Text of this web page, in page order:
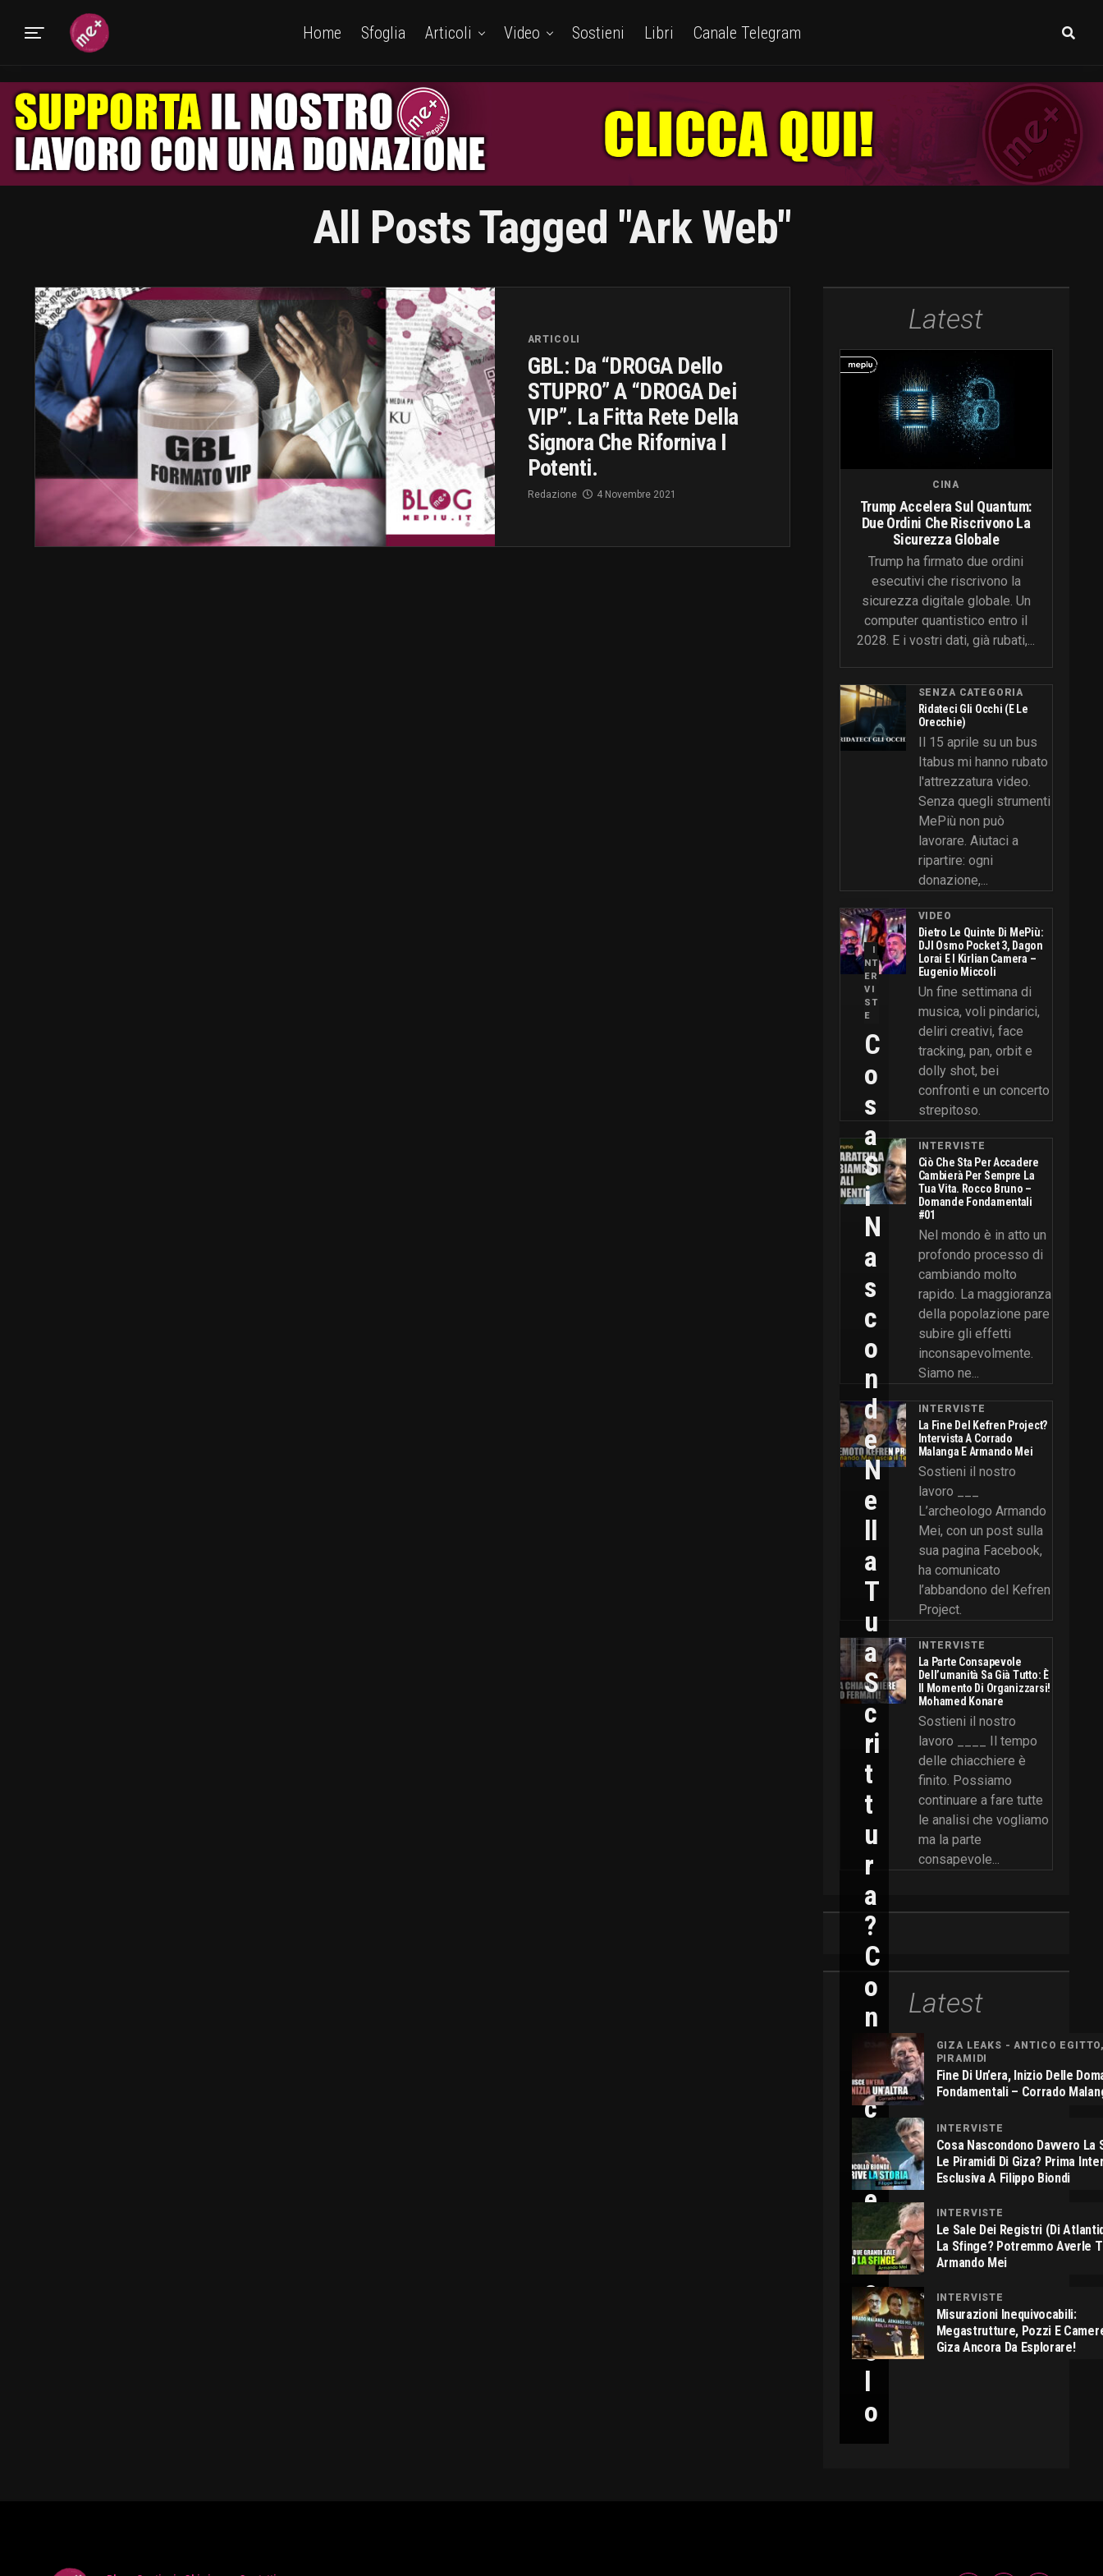
Home Sfoglia Articoli Video Sostieni Libri Canale Telegram
All Posts Tagged "ark Web"
ARTICOLI
GBL: Da “DROGA Dello
STUPRO” A “DROGA Dei
VIP”. La Fitta Rete Della
Signora Che Riforniva I
Potenti.
Redazione 4 Novembre 2021
Latest
CINA
Trump Accelera Sul Quantum:
Due Ordini Che Riscrivono La
Sicurezza Globale
Trump ha firmato due ordini
esecutivi che riscrivono la
sicurezza digitale globale. Un
computer quantistico entro il
2028. E i vostri dati, già rubati,...
SENZA CATEGORIA
Ridateci Gli Occhi (e Le
Orecchie)
Il 15 aprile su un bus
Itabus mi hanno rubato
l'attrezzatura video.
Senza quegli strumenti
MePiù non può
lavorare. Aiutaci a
ripartire: ogni
donazione,...
VIDEO
Dietro Le Quinte Di MePiù:
DJI Osmo Pocket 3, Dagon
Lorai E I Kirlian Camera –
Eugenio Miccoli
Un fine settimana di
musica, voli pindarici,
deliri creativi, face
tracking, pan, orbit e
dolly shot, bei
confronti e un concerto
strepitoso.
INTERVISTE
Ciò Che Sta Per Accadere
Cambierà Per Sempre La
Tua Vita. Rocco Bruno –
Domande Fondamentali
#01
Nel mondo è in atto un
profondo processo di
cambiando molto
rapido. La maggioranza
della popolazione pare
subire gli effetti
inconsapevolmente.
Siamo ne...
INTERVISTE
La Fine Del Kefren Project?
Intervista A Corrado
Malanga E Armando Mei
Sostieni il nostro
lavoro ___
L’archeologo Armando
Mei, con un post sulla
sua pagina Facebook,
ha comunicato
l’abbandono del Kefren
Project.
INTERVISTE
La Parte Consapevole
Dell’umanità Sa Già Tutto: È
Il Momento Di Organizzarsi!
Mohamed Konare
Sostieni il nostro
lavoro ____ Il tempo
delle chiacchiere è
finito. Possiamo
continuare a fare tutte
le analisi che vogliamo
ma la parte
consapevole...
Latest
I
NT
ER
VI
ST
E
C
O
S
A
S
I
N
A
S
C
O
N
D
E
N
E
Ll
A
T
U
A
S
C
Ri
T
T
U
R
A
?
C
O
N
I
C
L
E
C
I
C
C
O
L
O
GIZA LEAKS - ANTICO
PIRAMIDI
Fine Di Un’era, Inizio Delle
Fondamentali – Corrado
INTERVISTE
Cosa Nascondono Davvero La
Le Piramidi Di Giza? Prima
Esclusiva A Filippo Biondi
INTERVISTE
Le Sale Dei Registri (di
La Sfinge? Potremmo Averle
Armando Mei
INTERVISTE
Misurazioni Inequivocabili:
Megastrutture, Pozzi E
Giza Ancora Da Esplorare!